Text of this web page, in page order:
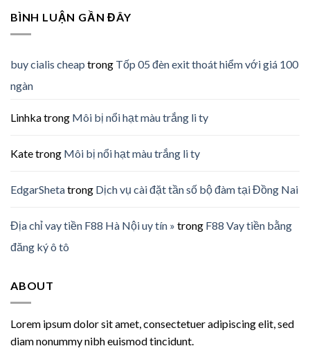
BÌNH LUẬN GẦN ĐÂY
buy cialis cheap trong Tốp 05 đèn exit thoát hiểm với giá 100
ngàn
Linhkatrong Môi bị nổi hạt màu trắng li ty
Katetrong Môi bị nổi hạt màu trắng li ty
EdgarShetatrong Dịch vụ cài đặt tần số bộ đàm tại Đồng Nai
Địa chỉ vay tiền F88 Hà Nội uy tín » trong F88 Vay tiền bằng
đăng ký ô tô
ABOUT
Lorem ipsum dolor sit amet, consectetuer adipiscing elit, sed
diam nonummy nibh euismod tincidunt.